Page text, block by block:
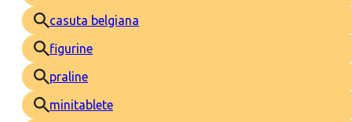
casuta belgiana
figurine
praline
minitablete